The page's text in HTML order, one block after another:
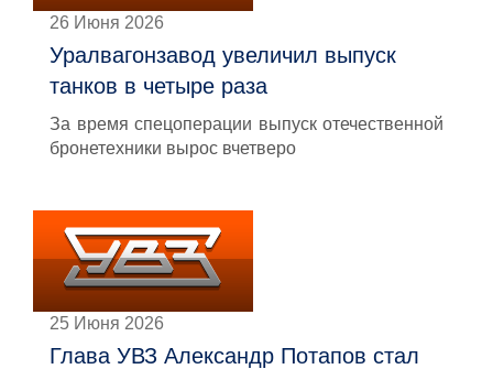
26 Июня 2026
Уралвагонзавод увеличил выпуск
танков в четыре раза
За время спецоперации выпуск отечественной
бронетехники вырос вчетверо
25 Июня 2026
Глава УВЗ Александр Потапов стал